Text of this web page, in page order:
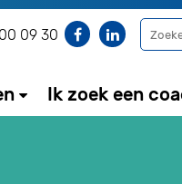
09 30
Ik zoek een